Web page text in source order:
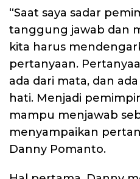
“Saat saya sadar
tanggung jawab dan
kita harus
pertanyaan.
ada dari mata, dan
hati. Menjadi
mampu menjawab
menyampaikan
Danny Pomanto.